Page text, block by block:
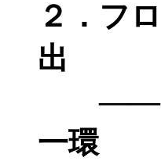
２． フ
出
――日
一環